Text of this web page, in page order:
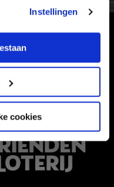
Instellingen
cookies